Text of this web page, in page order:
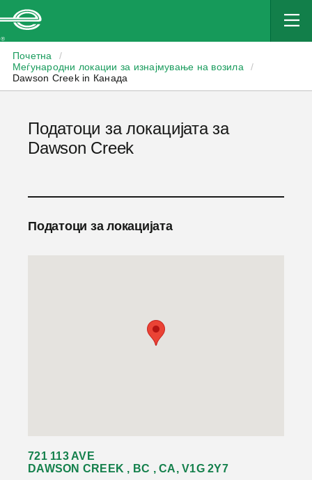
Почетна
/
Меѓународни локации за изнајмување на возила
/
Dawson Creek in Канада
Податоци за локацијата за
Dawson Creek
Податоци за локацијата
721 113 AVE
DAWSON CREEK , BC , CA, V1G 2Y7